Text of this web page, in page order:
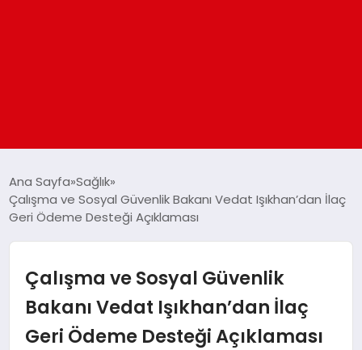
GÜNDEM
DÜNYA
EĞITIM
Ana Sayfa Sağlık
Çalışma ve Sosyal Güvenlik Bakanı Vedat Işıkhan’dan İlaç
Geri Ödeme Desteği Açıklaması
Çalışma ve Sosyal Güvenlik
Bakanı Vedat Işıkhan’dan İlaç
Geri Ödeme Desteği Açıklaması